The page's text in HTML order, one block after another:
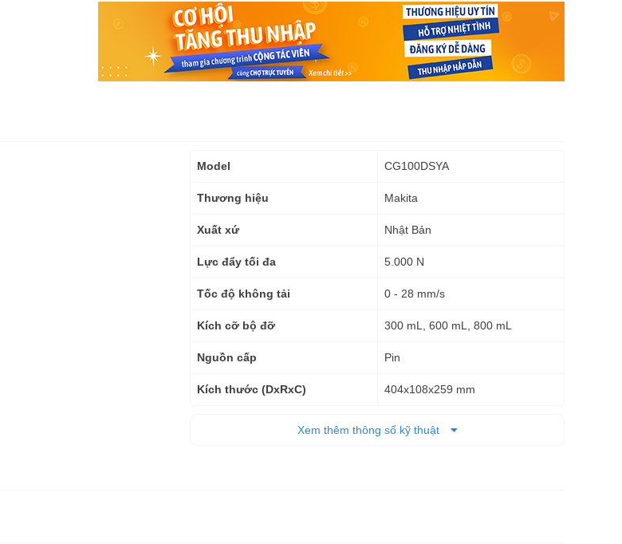
Thông
kỹ
Model CG100DSYA
Thương hiệu Makita
Xuất xứ Nhật Bản
Lực đẩy tối đa 5.000 N
Tốc độ không tải 0 - 28 mm/s
Kích cỡ bộ đỡ 300 mL, 600 mL, 800 mL
Nguồn cấp Pin
Kích thước (DxRxC) 404x108x259 mm
Xem thêm thông số kỹ thuật